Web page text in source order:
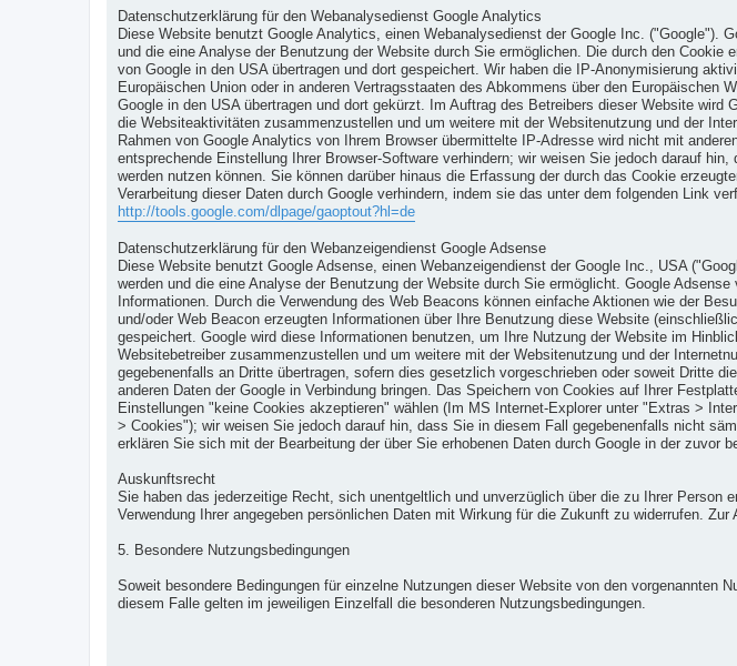
Datenschutzerklärung für den Webanalysedienst Google Analytics
Diese Website benutzt Google Analytics, einen Webanalysedienst der Google Inc. ("Google").
und die eine Analyse der Benutzung der Website durch Sie ermöglichen. Die durch den
von Google in den USA übertragen und dort gespeichert. Wir haben die IP-Anonymisierung
Europäischen Union oder in anderen Vertragsstaaten des Abkommens über den
Google in den USA übertragen und dort gekürzt. Im Auftrag des Betreibers dieser Website
die Websiteaktivitäten zusammenzustellen und um weitere mit der Websitenutzung und der
Rahmen von Google Analytics von Ihrem Browser übermittelte IP-Adresse wird nicht mit
entsprechende Einstellung Ihrer Browser-Software verhindern; wir weisen Sie jedoch darauf
werden nutzen können. Sie können darüber hinaus die Erfassung der durch das Cookie
Verarbeitung dieser Daten durch Google verhindern, indem sie das unter dem folgenden Link
http://tools.google.com/dlpage/gaoptout?hl=de
Datenschutzerklärung für den Webanzeigendienst Google Adsense
Diese Website benutzt Google Adsense, einen Webanzeigendienst der Google Inc., USA
werden und die eine Analyse der Benutzung der Website durch Sie ermöglicht. Google
Informationen. Durch die Verwendung des Web Beacons können einfache Aktionen wie der
und/oder Web Beacon erzeugten Informationen über Ihre Benutzung diese Website
gespeichert. Google wird diese Informationen benutzen, um Ihre Nutzung der Website im
Websitebetreiber zusammenzustellen und um weitere mit der Websitenutzung und der
gegebenenfalls an Dritte übertragen, sofern dies gesetzlich vorgeschrieben oder soweit Dritte
anderen Daten der Google in Verbindung bringen. Das Speichern von Cookies auf Ihrer
Einstellungen "keine Cookies akzeptieren" wählen (Im MS Internet-Explorer unter "Extras >
> Cookies"); wir weisen Sie jedoch darauf hin, dass Sie in diesem Fall gegebenenfalls nicht
erklären Sie sich mit der Bearbeitung der über Sie erhobenen Daten durch Google in der zuvor
Auskunftsrecht
Sie haben das jederzeitige Recht, sich unentgeltlich und unverzüglich über die zu Ihrer
Verwendung Ihrer angegeben persönlichen Daten mit Wirkung für die Zukunft zu widerrufen.
5. Besondere Nutzungsbedingungen
Soweit besondere Bedingungen für einzelne Nutzungen dieser Website von den
diesem Falle gelten im jeweiligen Einzelfall die besonderen Nutzungsbedingungen.